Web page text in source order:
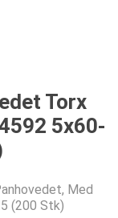
Torx
5x60-
Med
(200 Stk)